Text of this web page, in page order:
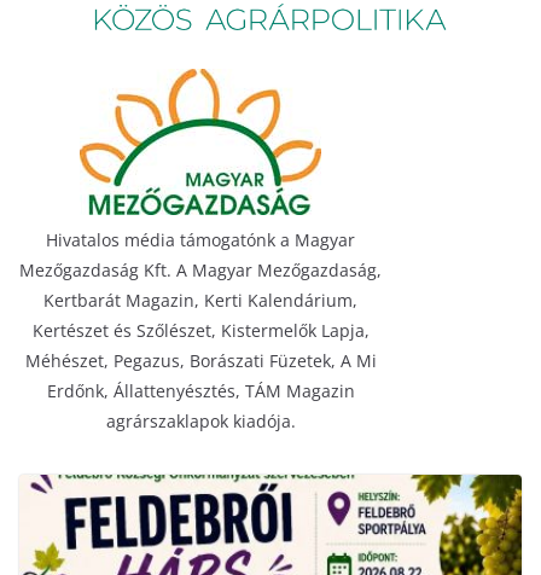
Hivatalos média támogatónk a Magyar
Mezőgazdaság Kft. A Magyar Mezőgazdaság,
Kertbarát Magazin, Kerti Kalendárium,
Kertészet és Szőlészet, Kistermelők Lapja,
Méhészet, Pegazus, Borászati Füzetek, A Mi
Erdőnk, Állattenyésztés, TÁM Magazin
agrárszaklapok kiadója.